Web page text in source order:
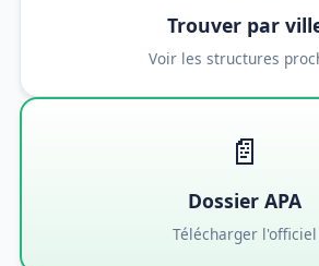
Trouver par
Voir les structures
📄
Dossier APA
Télécharger l'officiel